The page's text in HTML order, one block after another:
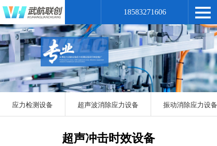
18583271606
应力检测设备 超声波消除应力设备 振动消除应力设备
超声冲击时效设备